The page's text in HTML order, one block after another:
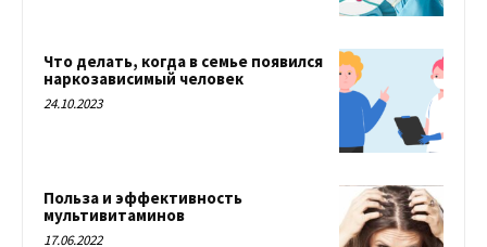
Что делать, когда в семье появился
наркозависимый человек
24.10.2023
Польза и эффективность
мультивитаминов
17.06.2022